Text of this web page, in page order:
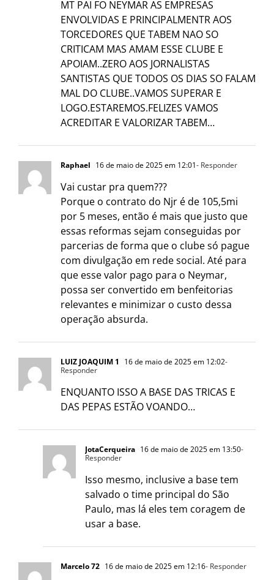
MT PAI FO NEYMAR AS EMPRESAS
ENVOLVIDAS E PRINCIPALMENTR AOS
TORCEDORES QUE TABEM NAO SO
CRITICAM MAS AMAM ESSE CLUBE E
APOIAM..ZERO AOS JORNALISTAS
SANTISTAS QUE TODOS OS DIAS SO FALAM
MAL DO CLUBE..VAMOS SUPERAR E
LOGO.ESTAREMOS.FELIZES VAMOS
ACREDITAR E VALORIZAR TABEM…
Raphael 16 de maio de 2025 em 12:01- Responder
Vai custar pra quem???
Porque o contrato do Njr é de 105,5mi
por 5 meses, então é mais que justo que
essas reformas sejam conseguidas por
parcerias de forma que o clube só pague
com divulgação em rede social. Até para
que esse valor pago para o Neymar,
possa ser convertido em benfeitorias
relevantes e minimizar o custo dessa
operação absurda.
LUIZ JOAQUIM 1 16 de maio de 2025 em 12:02-
Responder
ENQUANTO ISSO A BASE DAS TRICAS E
DAS PEPAS ESTÃO VOANDO…
JotaCerqueira 16 de maio de 2025 em 13:50-
Responder
Isso mesmo, inclusive a base tem
salvado o time principal do São
Paulo, mas lá eles tem coragem de
usar a base.
Marcelo 72 16 de maio de 2025 em 12:16- Responder